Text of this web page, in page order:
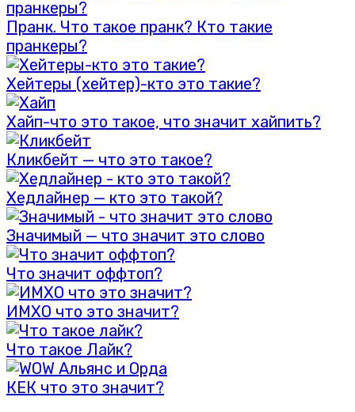
Пранк. Что такое пранк? Кто такие
пранкеры?
Хейтеры (хейтер)-кто это такие?
Хайп-что это такое, что значит хайпить?
Кликбейт — что это такое?
Хедлайнер — кто это такой?
Значимый — что значит это слово
Что значит оффтоп?
ИМХО что это значит?
Что такое Лайк?
КЕК что это значит?